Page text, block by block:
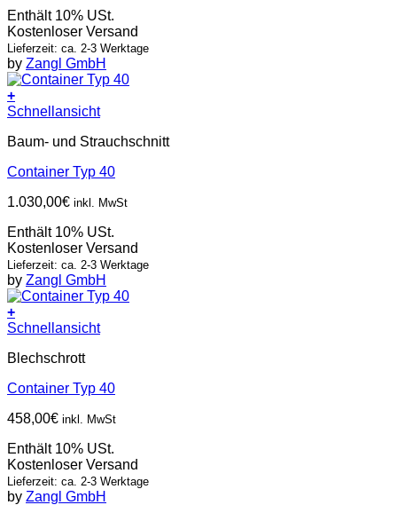
Enthält 10% USt.
Kostenloser Versand
Lieferzeit: ca. 2-3 Werktage
by Zangl GmbH
+
Schnellansicht
Baum- und Strauchschnitt
Container Typ 40
1.030,00€ inkl. MwSt
Enthält 10% USt.
Kostenloser Versand
Lieferzeit: ca. 2-3 Werktage
by Zangl GmbH
+
Schnellansicht
Blechschrott
Container Typ 40
458,00€ inkl. MwSt
Enthält 10% USt.
Kostenloser Versand
Lieferzeit: ca. 2-3 Werktage
by Zangl GmbH